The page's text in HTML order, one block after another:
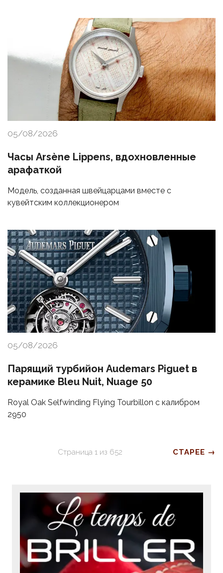
05/08/2026
Часы Arsène Lippens, вдохновленные
арафаткой
Модель, созданная швейцарцами вместе с
кувейтским коллекционером
05/08/2026
Парящий турбийон Audemars Piguet в
керамике Bleu Nuit, Nuage 50
Royal Oak Selfwinding Flying Tourbillon с калибром
2950
Страница 1 из 652 СТАРЕЕ →